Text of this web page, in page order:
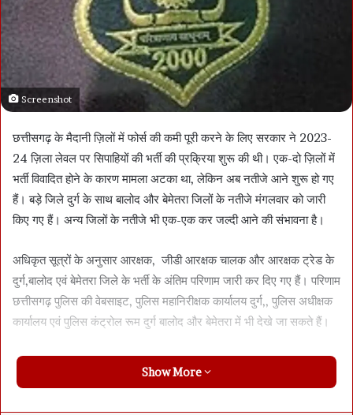
Screenshot
छत्तीसगढ़ के मैदानी ज़िलों में फोर्स की कमी पूरी करने के लिए सरकार ने 2023-
24 ज़िला लेवल पर सिपाहियों की भर्ती की प्रक्रिया शुरू की थी। एक-दो ज़िलों में
भर्ती विवादित होने के कारण मामला अटका था, लेकिन अब नतीजे आने शुरू हो गए
हैं। बड़े जिले दुर्ग के साथ बालोद और बेमेतरा जिलों के नतीजे मंगलवार को जारी
किए गए हैं। अन्य जिलों के नतीजे भी एक-एक कर जल्दी आने की संभावना है।
अधिकृत सूत्रों के अनुसार आरक्षक, जीडी आरक्षक चालक और आरक्षक ट्रेड के
दुर्ग,बालोद एवं बेमेतरा जिले के भर्ती के अंतिम परिणाम जारी कर दिए गए हैं। परिणाम
छत्तीसगढ़ पुलिस की वेबसाइट, पुलिस महानिरीक्षक कार्यालय दुर्ग,, पुलिस अधीक्षक
कार्यालय एवं पुलिस कंट्रोल रूम दुर्ग बालोद और बेमेतरा में भी देखे जा सकते हैं।
Show More